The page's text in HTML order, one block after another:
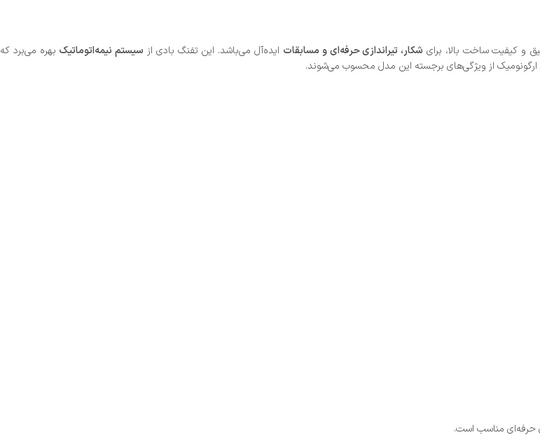
و کیفیت ساخت بالا، برای شکار، تیراندازی حرفه‌ای و مسابقات ایده‌آل می‌باشد. این تفنگ بادی از سیستم نیمه‌اتوماتیک بهره می‌برد که
ارگونومیک از ویژگی‌های برجسته این مدل محسوب می‌شوند.
حرفه‌ای مناسب است.